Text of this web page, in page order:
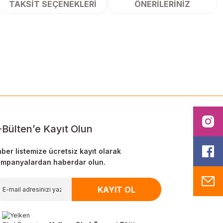
TAKSIT SEÇENEKLERI ÖNERILERINIZ
Bülten’e Kayıt Olun
listemize ücretsiz kayıt olarak
haberdar olun.
KAYIT OL